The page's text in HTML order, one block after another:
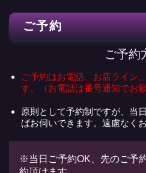
ご予約
ご予約
ご予約はお電話、お店ライン
す。（お電話は番号通知でお
原則として予約制ですが、当
ばお伺いできます。遠慮なく
※当日ご予約OK、先のご予